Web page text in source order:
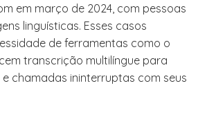
em março de 2024, com pessoas
linguísticas. Esses casos
de ferramentas como o
transcrição multilíngue para
chamadas ininterruptas com seus